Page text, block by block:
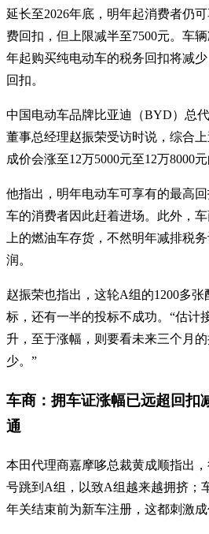
延长至2026年底，明年起消费者仍
费回扣，但上限减半至7500元。车
年起购买纯电动车的税务回扣将减
回扣。
中国电动车品牌比亚迪（BYD）总代
董事总经理赵振荣受访时说，综合
成价会涨至12万5000元至12万8000元
他指出，明年电动车可享有的最高
车的消费者因此赶着进场。此外，
上的燃油车存货，不然明年减排税
润。
赵振荣也指出，这轮A组的1200多张
标，还有一半的投标不成功。“估计
升，至于涨幅，则要看未来三个月
少。”
车商：拥车证涨幅已远超回扣
通
本田代理商嘉摩哆总裁黄成顺指出
号跳到A组，以致A组越来越拥挤；
年关结束前为新车注册，这都刺激成